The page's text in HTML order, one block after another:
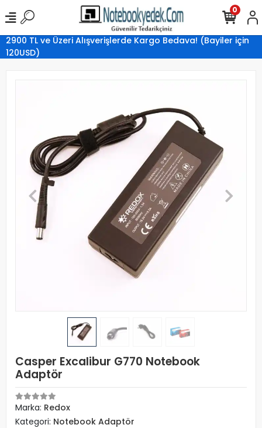
2900 TL ve Üzeri Alışverişlerde Kargo Bedava! (Bayiler için
120USD)
0
Casper Excalibur G770 Notebook
Adaptör
Marka: Redox
Kategori: Notebook Adaptör